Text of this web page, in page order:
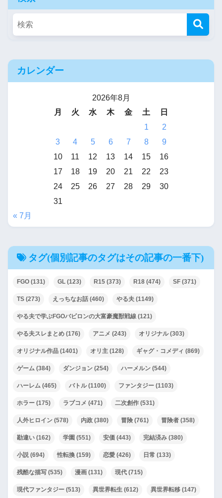
カレンダー
2026年8月
月
火 水 木 金 土
日
1
2
3
4 5 6 7 8
9
10
11 12 13 14 15
16
17
18 19 20 21 22
23
24
25 26 27 28 29
30
31
« 7月
タグ(個別記事のタグはその記事の一番下)
FGO (131) GL (123) R15 (373) R18 (474) SF (371)
TS (273) えっちなお話 (460) やる夫 (1149)
やる夫で学ぶFGOバビロンの大富豪魔獣戦線 (121)
やる夫スレまとめ (176) アニメ (243) オリジナル(303)
オリジナル作品 (1401) オリ主 (128) ギャグ・コメディ (869)
ゲーム (384) ダンジョン (254) ハーメルン (544)
ハーレム (465) バトル(1100) ファンタジー (1103)
ホラー (175) ラブコメ (471) 二次創作 (531)
人外ヒロイン (578) 内政 (380) 冒険 (761) 冒険者 (358)
勘違い (162) 学園 (551) 安価 (443) 完結済み (380)
小説 (694) 性転換 (159) 恋愛 (426) 日常 (133)
残酷な描写 (535) 漫画 (131) 現代 (715)
現代ファンタジー (513) 異世界転生 (612) 異世界転移 (147)